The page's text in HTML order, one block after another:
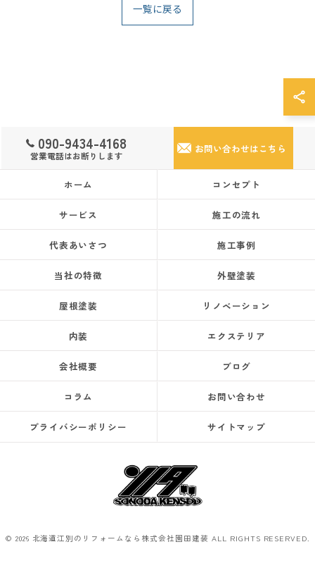
一覧に戻る
090-9434-4168
営業電話はお断りします
お問い合わせはこちら
ホーム コンセプト
サービス 施工の流れ
代表あいさつ 施工事例
当社の特徴 外壁塗装
屋根塗装 リノベーション
内装 エクステリア
会社概要 ブログ
コラム お問い合わせ
プライバシーポリシー サイトマップ
© 2026 北海道江別のリフォームなら株式会社園田建装 ALL RIGHTS RESERVED.